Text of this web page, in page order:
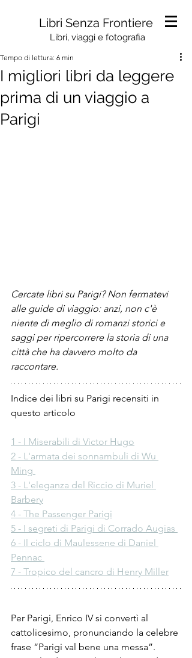
Libri Senza Frontiere
Libri, viaggi e fotografia
I migliori libri da leggere
prima di un viaggio a
Parigi
Tempo di lettura: 6 min
Cercate libri su Parigi? Non fermatevi
alle guide di viaggio: anzi, non c'è
niente di meglio di romanzi storici e
saggi per ripercorrere la storia di una
città che ha davvero molto da
raccontare.
Indice dei libri su Parigi recensiti in
questo articolo
1 - I Miserabili di Victor Hugo
2 - L'armata dei sonnambuli di Wu
Ming
3 - L'eleganza del Riccio di Muriel
Barbery
4 - The Passenger Parigi
5 - I segreti di Parigi di Corrado Augias
6 - Il ciclo di Maulessene di Daniel
Pennac
7 - Tropico del cancro di Henry Miller
Per Parigi, Enrico IV si convertì al
cattolicesimo, pronunciando la celebre
frase “Parigi val bene una messa”.